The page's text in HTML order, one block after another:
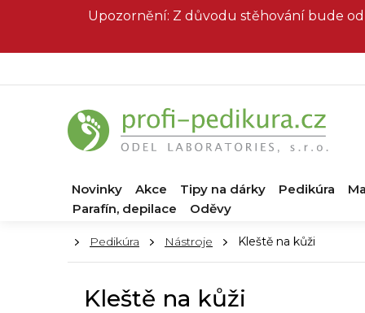
Upozornění: Z důvodu stěhování bude od
Novinky Akce Tipy na dárky Pedikúra
Parafín, depilace
Oděvy
DomůPedikúra Nástroje Kleště na kůži
Kleště na kůži